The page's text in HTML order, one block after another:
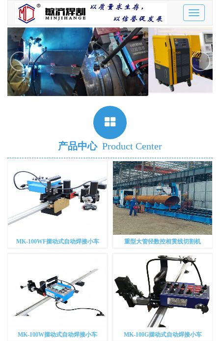
Toggle
‹ ›
产品中心 Product Center
MK-100WF摆动式自动焊接小车 重型大管径数控相贯线切割机
MK-100W摆动式自动焊接小车 MK-100G摆动式自动焊接小车